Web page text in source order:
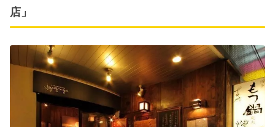
店」